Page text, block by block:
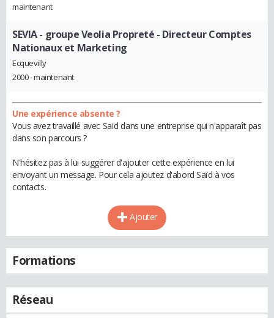
maintenant
SEVIA - groupe Veolia Propreté - Directeur Comptes
Nationaux et Marketing
Ecquevilly
2000 - maintenant
Une expérience absente ?
Vous avez travaillé avec Saïd dans une entreprise qui n'apparaît pas
dans son parcours ?
N'hésitez pas à lui suggérer d'ajouter cette expérience en lui
envoyant un message. Pour cela ajoutez d'abord Saïd à vos
contacts.
Ajouter
Formations
Réseau